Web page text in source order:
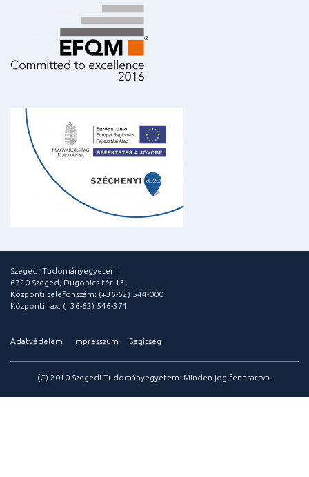
Szegedi Tudományegyetem
6720 Szeged, Dugonics tér 13.
Központi telefonszám: (+36-62) 544-000
Központi fax: (+36-62) 546-371
Adatvédelem Impresszum Segítség
(C) 2010 Szegedi Tudományegyetem. Minden jog fenntartva.